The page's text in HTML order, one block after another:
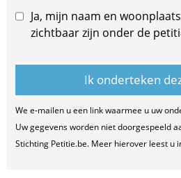
Ja, mijn naam en
zichtbaar zijn onder de
We e-mailen u een link waarmee u uw
Uw gegevens worden niet doorgespeeld
Stichting Petitie.be. Meer hierover leest u